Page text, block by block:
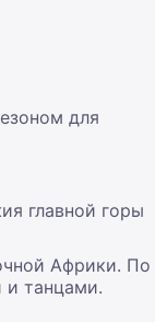
для
главной горы
Африки. По
и танцами.